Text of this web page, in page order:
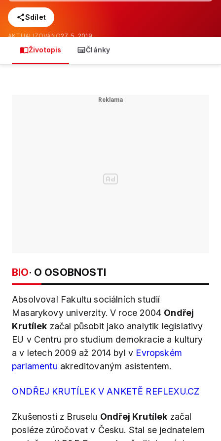
Sdílet
AKTUALIZOVÁNO27. 5. 2019
Životopis Články
BIO· O OSOBNOSTI
Absolvoval Fakultu sociálních studií
Masarykovy univerzity. V roce 2004 Ondřej
Krutílek začal působit jako analytik legislativy
EU v Centru pro studium demokracie a kultury
a v letech 2009 až 2014 byl v Evropském
parlamentu akreditovaným asistentem.
ONDŘEJ KRUTÍLEK V ANKETĚ REFLEXU.CZ
Zkušenosti z Bruselu Ondřej Krutílek začal
posléze zúročovat v Česku. Stal se jednatelem